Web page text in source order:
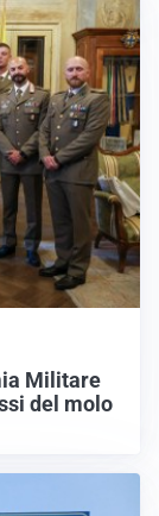
Militare
del molo